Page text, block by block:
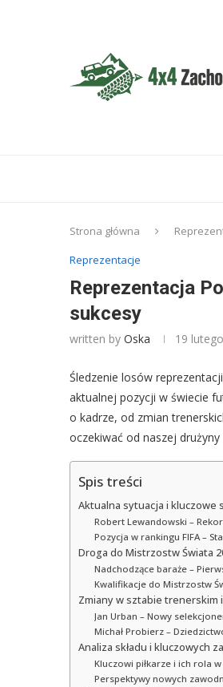
Strona główna
Reprezentacje
Reprezentacja
sukcesy
written by Oska 19
Śledzenie losów
aktualnej pozycji w świecie
o kadrze, od zmian
oczekiwać od naszej
Spis treści
Aktualna sytuacja i kluczowe
Robert Lewandowski –
Pozycja w rankingu FIFA –
Droga do Mistrzostw Świata
Nadchodzące baraże –
Kwalifikacje do Mistrzostw
Zmiany w sztabie trenerskim
Jan Urban – Nowy
Michał Probierz –
Analiza składu i kluczowych
Kluczowi piłkarze i ich rola
Perspektywy nowych